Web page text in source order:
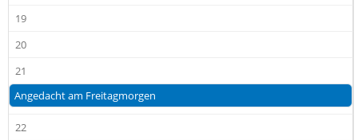
19
20
21
Angedacht am Freitagmorgen
22
werden von diesen externen Medien Cookies
gesetzt.